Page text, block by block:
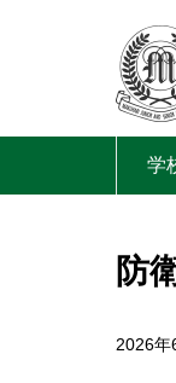
学
防
2026年